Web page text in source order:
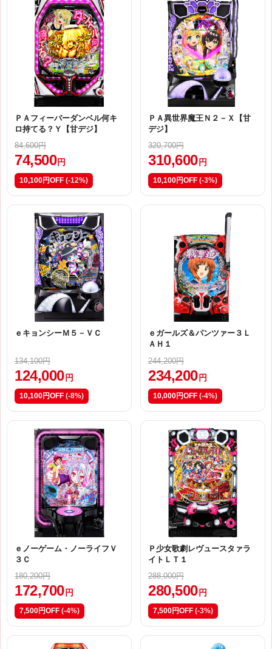
ＰＡフィーバーダンベル何キ
ロ持てる？Ｙ【甘デジ】
84,600円
74,500 円
10,100円OFF (-12%)
ＰＡ異世界魔王Ｎ２－Ｘ【甘
デジ】
320,700円
310,600 円
10,100円OFF (-3%)
ｅキョンシーＭ５－ＶＣ
134,100円
124,000 円
10,100円OFF (-8%)
ｅガールズ＆パンツァー３Ｌ
ＡＨ１
244,200円
234,200 円
10,000円OFF (-4%)
ｅノーゲーム・ノーライフＶ
３Ｃ
180,200円
172,700 円
7,500円OFF (-4%)
Ｐ少女歌劇レヴュースタァラ
イトＬＴ１
288,000円
280,500 円
7,500円OFF (-3%)